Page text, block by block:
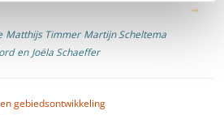
Matthijs Timmer Martijn Scheltema
en Joëla Schaeffer
gebiedsontwikkeling